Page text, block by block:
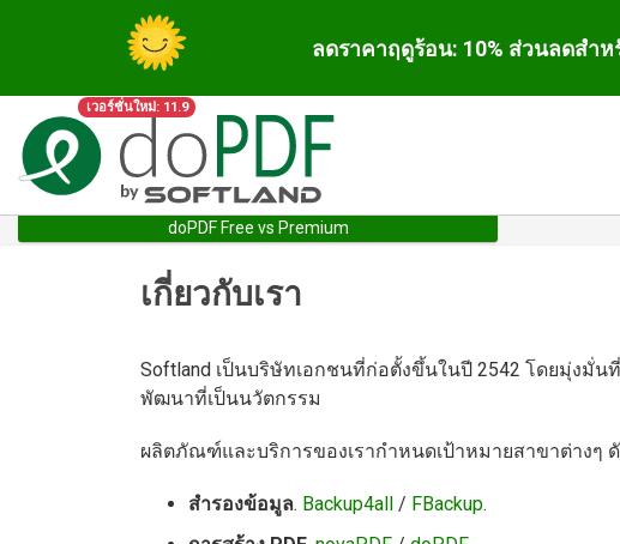
ลดราคาฤดูร้อน: 10% ส่วนลดสำ
เวอร์ชั่นใหม่: 11.9
doPDF Free vs Premium
เกี่ยวกับเรา
Softland เป็นบริษัทเอกชนที่ก่อตั้งขึ้นในปี 2542 โดยมุ่ง
พัฒนาที่เป็นนวัตกรรม
ผลิตภัณฑ์และบริการของเรากำหนดเป้าหมายสาขาต่างๆ
สำรองข้อมูล. Backup4all / FBackup.